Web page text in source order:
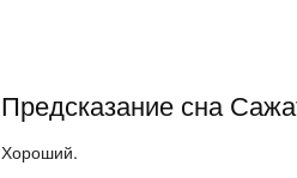
Предсказание сна
Хороший.